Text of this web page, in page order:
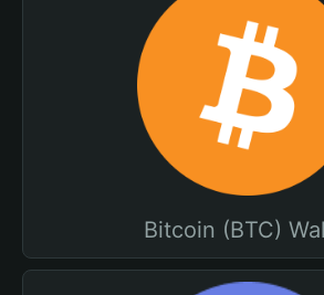
Bitcoin (BTC)